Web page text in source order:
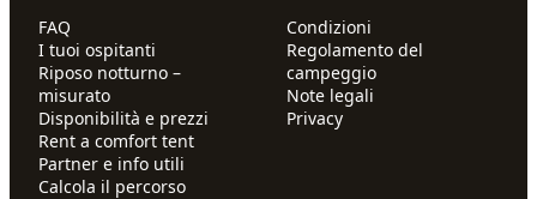
FAQ
I tuoi ospitanti
Riposo notturno –
misurato
Disponibilità e prezzi
Rent a comfort tent
Partner e info utili
Calcola il percorso
Condizioni
Regolamento del
campeggio
Note legali
Privacy